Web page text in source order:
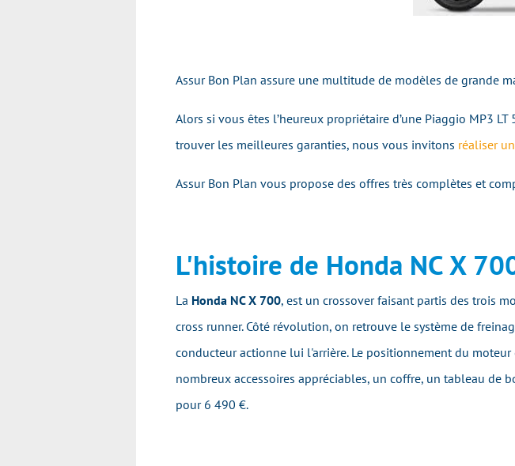
Assur Bon Plan assure une multitude de modèles de grande
Alors si vous êtes l’heureux propriétaire d’une Piaggio MP3
trouver les meilleures garanties, nous vous invitons réaliser
Assur Bon Plan vous propose des offres très complètes et
L'histoire de Honda NC X
La Honda NC X 700, est un crossover faisant partis des trois
cross runner. Côté révolution, on retrouve le système de
conducteur actionne lui l'arrière. Le positionnement du
nombreux accessoires appréciables, un coffre, un tableau
pour 6 490 €.